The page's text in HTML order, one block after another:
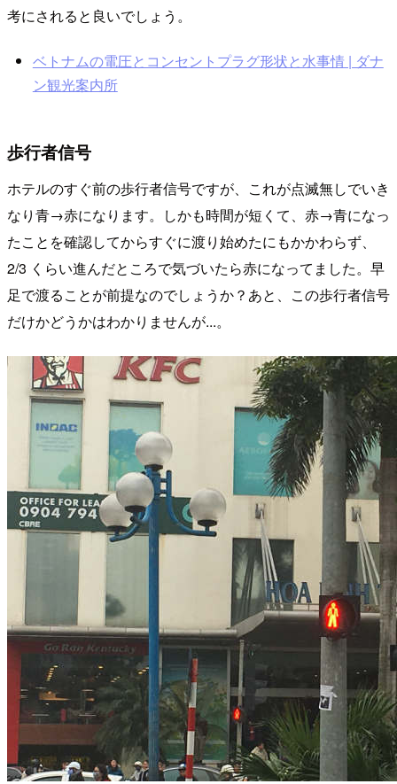
考にされると良いでしょう。
ベトナムの電圧とコンセントプラグ形状と水事情 | ダナ
ン観光案内所
歩行者信号
ホテルのすぐ前の歩行者信号ですが、これが点滅無しでいき
なり青→赤になります。しかも時間が短くて、赤→青になっ
たことを確認してからすぐに渡り始めたにもかかわらず、
2/3 くらい進んだところで気づいたら赤になってました。早
足で渡ることが前提なのでしょうか？あと、この歩行者信号
だけかどうかはわかりませんが...。